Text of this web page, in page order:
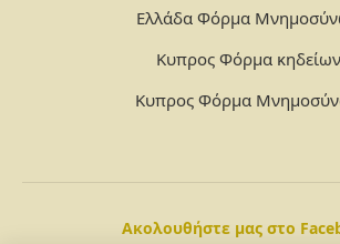
Ελλάδα Φόρμα
Κυπρος Φόρμα κηδείων
Κυπρος Φόρμα
Ακολουθήστε μας στο